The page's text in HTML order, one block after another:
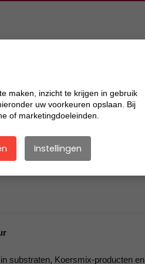
voorwaarden
BRL 2506
BRL 9321
VCA
substraten, Koersmix-producten en
maken, inzicht te krijgen in gebruik
uw voorkeuren opslaan. Bij
of marketingdoeleinden.
Instellingen